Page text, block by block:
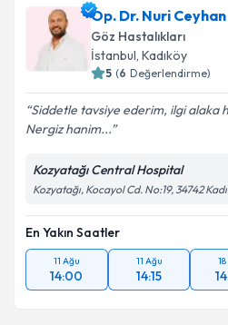
Op. Dr. Nuri Ceyhan
Göz Hastalıkları
İstanbul, Kadıköy
5 (6 Değerlendirme)
Siddetle tavsiye ederim, ilgi alaka
Nergiz hanim...
Kozyatağı Central Hospital
Kozyatağı, Kocayol Cd. No:19, 34742
En Yakın Saatler
11 Ağu
14:00
11 Ağu
14:15